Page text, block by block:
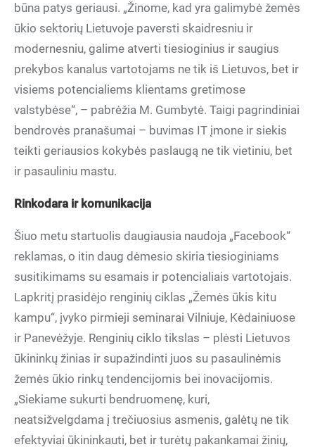
būna patys geriausi. „Žinome, kad yra galimybė žemės
ūkio sektorių Lietuvoje paversti skaidresniu ir
modernesniu, galime atverti tiesioginius ir saugius
prekybos kanalus vartotojams ne tik iš Lietuvos, bet ir
visiems potencialiems klientams gretimose
valstybėse“, – pabrėžia M. Gumbytė. Taigi pagrindiniai
bendrovės pranašumai – buvimas IT įmone ir siekis
teikti geriausios kokybės paslaugą ne tik vietiniu, bet
ir pasauliniu mastu.
Rinkodara ir komunikacija
Šiuo metu startuolis daugiausia naudoja „Facebook“
reklamas, o itin daug dėmesio skiria tiesioginiams
susitikimams su esamais ir potencialiais vartotojais.
Lapkritį prasidėjo renginių ciklas „Žemės ūkis kitu
kampu“, įvyko pirmieji seminarai Vilniuje, Kėdainiuose
ir Panevėžyje. Renginių ciklo tikslas – plėsti Lietuvos
ūkininkų žinias ir supažindinti juos su pasaulinėmis
žemės ūkio rinkų tendencijomis bei inovacijomis.
„Siekiame sukurti bendruomenę, kuri,
neatsižvelgdama į trečiuosius asmenis, galėtų ne tik
efektyviai ūkininkauti, bet ir turėtų pakankamai žinių,